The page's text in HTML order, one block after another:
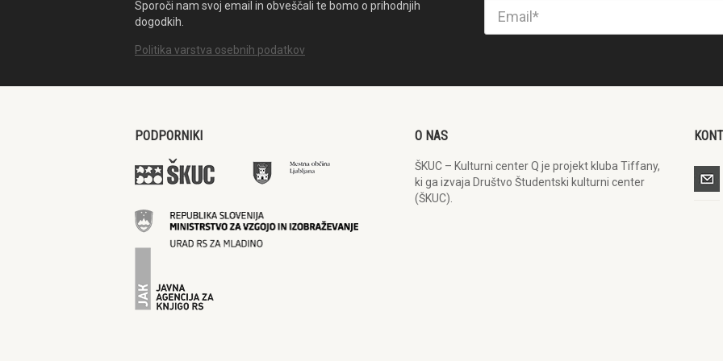
Sporoči nam svoj email in obveščali te bomo o prihodnjih
dogodkih.
Politika varstva osebnih podatkov
PODPORNIKI O NAS
ŠKUC – Kulturni center Q je projekt kluba Tiffany,
ki ga izvaja Društvo Študentski kulturni center
(ŠKUC).